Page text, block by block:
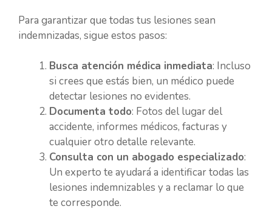
Para garantizar que todas tus lesiones sean
indemnizadas, sigue estos pasos:
Busca atención médica inmediata: Incluso
si crees que estás bien, un médico puede
detectar lesiones no evidentes.
Documenta todo: Fotos del lugar del
accidente, informes médicos, facturas y
cualquier otro detalle relevante.
Consulta con un abogado especializado:
Un experto te ayudará a identificar todas las
lesiones indemnizables y a reclamar lo que
te corresponde.